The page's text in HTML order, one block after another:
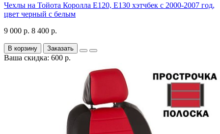
Чехлы на Тойота Королла Е120, Е130 хэтчбек с 2000-2007 год,
цвет черный с белым
9 000 р. 8 400 р.
В корзину Заказать
Ваша скидка: 600 р.